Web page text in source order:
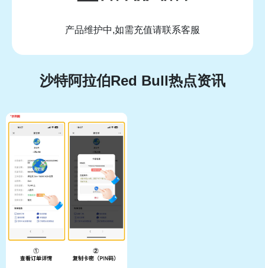
产品维护中,如需充值请联系客服
沙特阿拉伯Red Bull热点资讯